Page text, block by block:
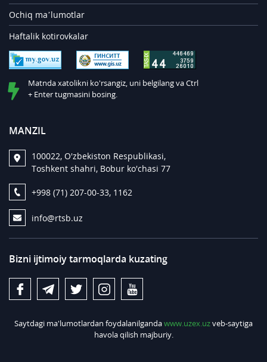
Ochiq ma’lumotlar
Haftalik kotirovkalar
Matnda xatolikni ko'rsangiz, uni belgilang va Ctrl
+ Enter tugmasini bosing.
MANZIL
100022, O'zbekiston Respublikasi,
Toshkent shahri, Bobur ko'chasi 77
+998 (71) 207-00-33, 1162
info@rtsb.uz
Bizni ijtimoiy tarmoqlarda kuzating
Saytdagi ma'lumotlardan foydalanilgandawww.uzex.uzveb-saytiga
havola qilish majburiy.